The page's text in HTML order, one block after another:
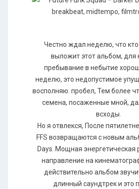
Честно ждал неделю, что
выложит этот альбом, для
пребывание в небытие
неделю, это недопустимое
восполняю. пробел, Тем более
семена, посаженные мной,
всходы.
Но я отвлекся, После
FFS возвращаются с новым
Days. Мощная энергетическая
направление на
действительно альбом
длинный саундтрек и это